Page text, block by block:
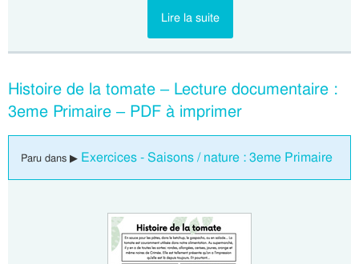
Lire la suite
Histoire de la tomate – Lecture documentaire :
3eme Primaire – PDF à imprimer
Paru dans ▶ Exercices - Saisons / nature : 3eme Primaire